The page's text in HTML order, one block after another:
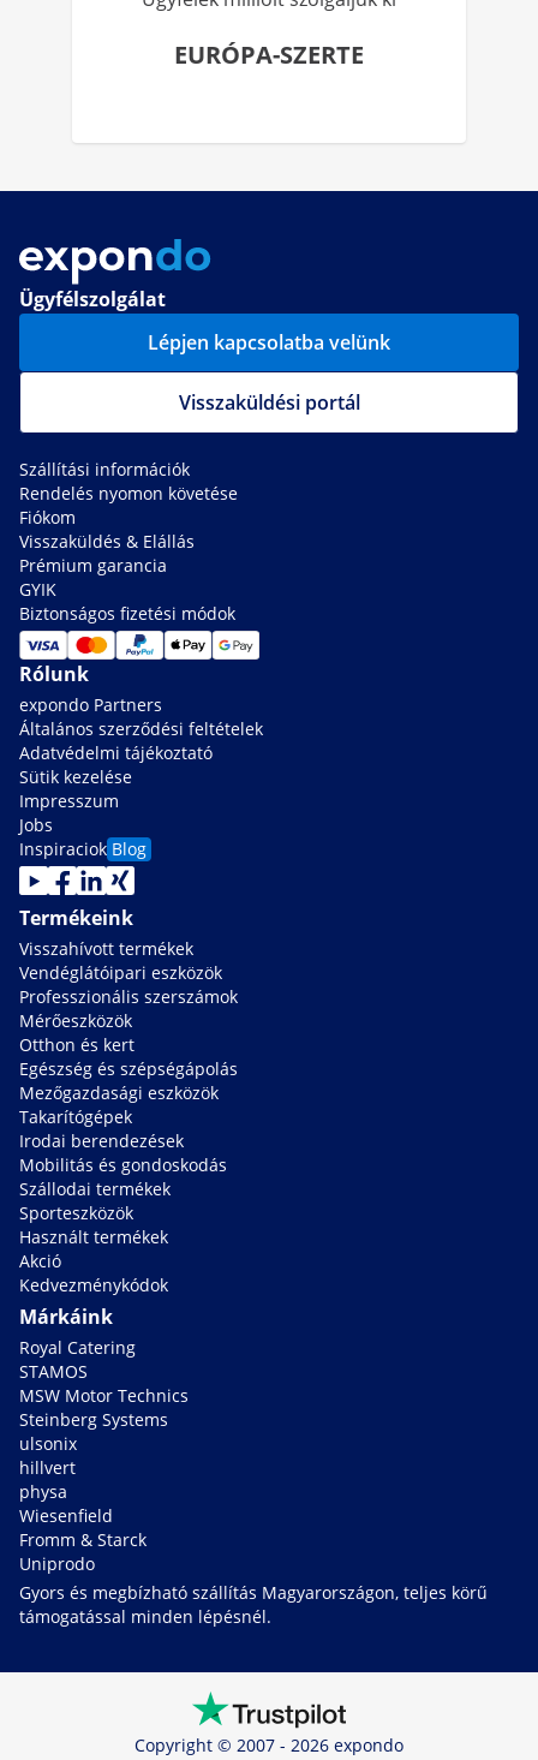
EURÓPA-SZERTE
Ügyfélszolgálat
Lépjen kapcsolatba velünk
Visszaküldési portál
Szállítási információk
Rendelés nyomon követése
Fiókom
Visszaküldés & Elállás
Prémium garancia
GYIK
Biztonságos fizetési módok
Rólunk
expondo Partners
Általános szerződési feltételek
Adatvédelmi tájékoztató
Sütik kezelése
Impresszum
Jobs
Inspiraciok Blog
Termékeink
Visszahívott termékek
Vendéglátóipari eszközök
Professzionális szerszámok
Mérőeszközök
Otthon és kert
Egészség és szépségápolás
Mezőgazdasági eszközök
Takarítógépek
Irodai berendezések
Mobilitás és gondoskodás
Szállodai termékek
Sporteszközök
Használt termékek
Akció
Kedvezménykódok
Márkáink
Royal Catering
STAMOS
MSW Motor Technics
Steinberg Systems
ulsonix
hillvert
physa
Wiesenfield
Fromm & Starck
Uniprodo
Gyors és megbízható szállítás Magyarországon, teljes körű
támogatással minden lépésnél.
Copyright © 2007 - 2026 expondo